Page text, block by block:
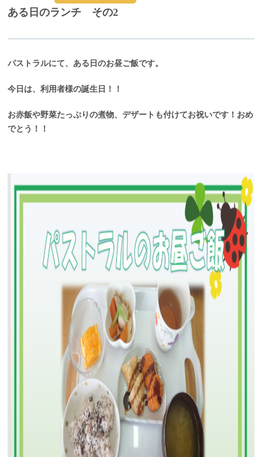
ある日のランチ その2
パストラルにて、ある日のお昼ご飯です。
今日は、利用者様の誕生日！！
お赤飯や野菜たっぷりの煮物、デザートも付けてお祝いです！おめ
でとう！！